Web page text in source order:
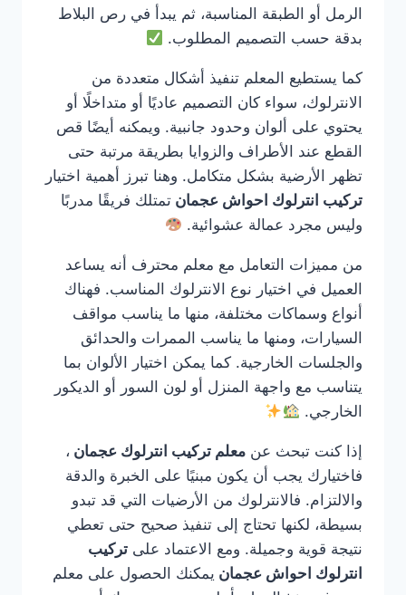
الرمل أو الطبقة المناسبة، ثم يبدأ في رص البلاط
بدقة حسب التصميم المطلوب.
كما يستطيع المعلم تنفيذ أشكال متعددة من
الانترلوك، سواء كان التصميم عاديًا أو متداخلًا أو
يحتوي على ألوان وحدود جانبية. ويمكنه أيضًا قص
القطع عند الأطراف والزوايا بطريقة مرتبة حتى
تظهر الأرضية بشكل متكامل. وهنا تبرز أهمية اختيار
تركيب انترلوك احواش عجمان تمتلك فريقًا مدربًا
وليس مجرد عمالة عشوائية.
من مميزات التعامل مع معلم محترف أنه يساعد
العميل في اختيار نوع الانترلوك المناسب. فهناك
أنواع وسماكات مختلفة، منها ما يناسب مواقف
السيارات، ومنها ما يناسب الممرات والحدائق
والجلسات الخارجية. كما يمكن اختيار الألوان بما
يتناسب مع واجهة المنزل أو لون السور أو الديكور
الخارجي.
إذا كنت تبحث عن معلم تركيب انترلوك عجمان ،
فاختيارك يجب أن يكون مبنيًا على الخبرة والدقة
والالتزام. فالانترلوك من الأرضيات التي قد تبدو
بسيطة، لكنها تحتاج إلى تنفيذ صحيح حتى تعطي
نتيجة قوية وجميلة. ومع الاعتماد على تركيب
انترلوك احواش عجمان يمكنك الحصول على معلم